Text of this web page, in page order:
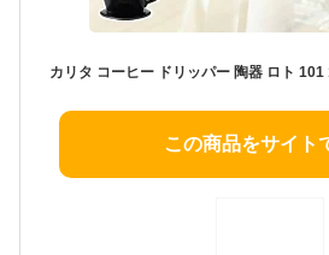
この商品をサイト